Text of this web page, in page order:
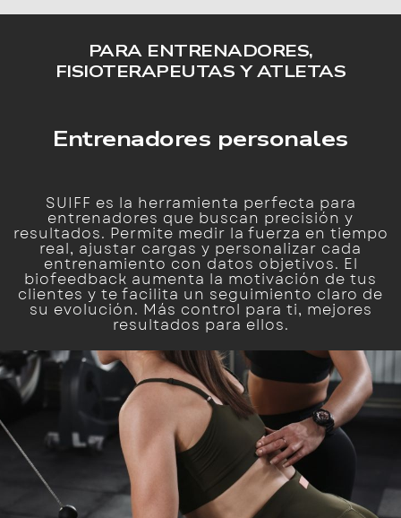
PARA ENTRENADORES,
FISIOTERAPEUTAS Y ATLETAS
Entrenadores personales
SUIFF es la herramienta perfecta para
entrenadores que buscan precisión y
resultados. Permite medir la fuerza en tiempo
real, ajustar cargas y personalizar cada
entrenamiento con datos objetivos. El
biofeedback aumenta la motivación de tus
clientes y te facilita un seguimiento claro de
su evolución. Más control para ti, mejores
resultados para ellos.